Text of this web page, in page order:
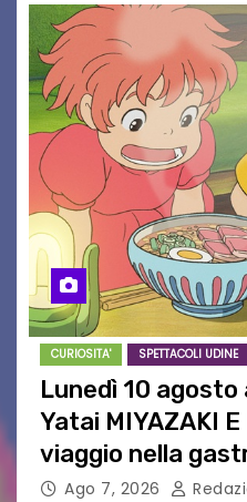
CURIOSITA' SPETTACOLI UDINE
Lunedì 10 agosto
Yatai MIYAZAKI E
viaggio nella
nei film di Hayao
Ago 7, 2026